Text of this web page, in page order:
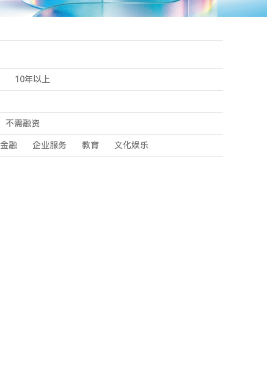
10年以上
不需融资
金融 企业服务 教育 文化娱乐